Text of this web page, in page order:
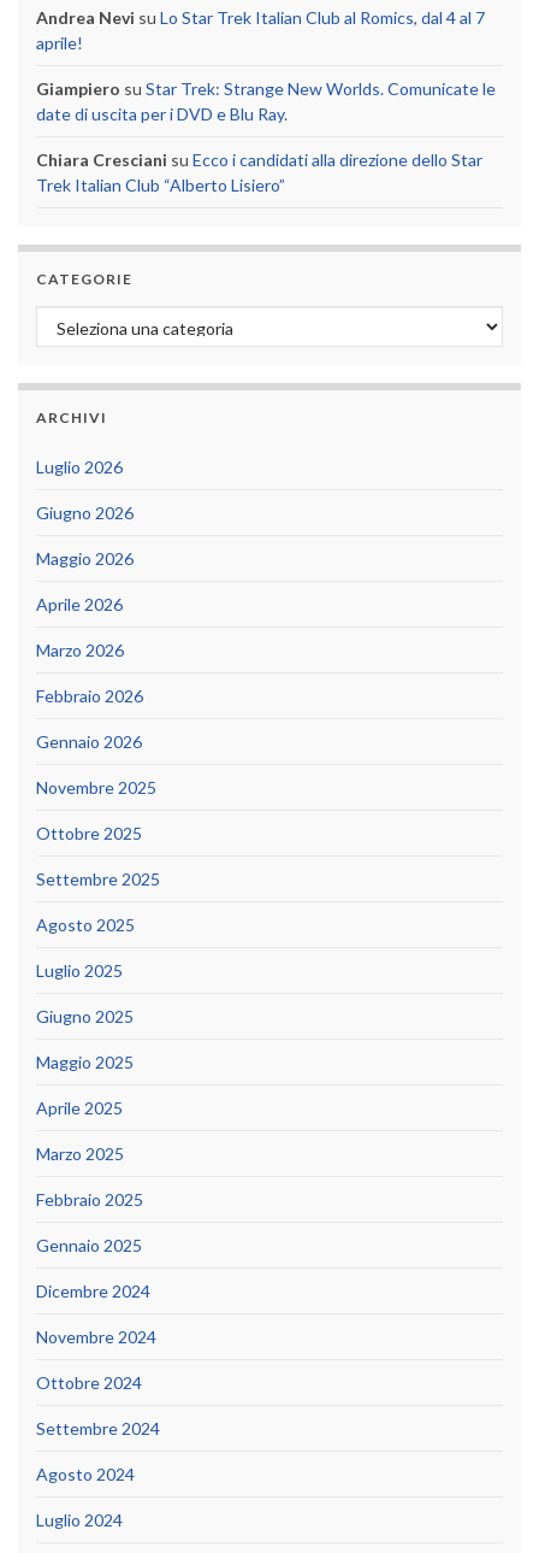
Andrea Nevi su Lo Star Trek Italian Club al Romics, dal 4 al 7
aprile!
Giampiero su Star Trek: Strange New Worlds. Comunicate le
date di uscita per i DVD e Blu Ray.
Chiara Cresciani su Ecco i candidati alla direzione dello Star
Trek Italian Club “Alberto Lisiero”
CATEGORIE
Categorie
ARCHIVI
Luglio 2026
Giugno 2026
Maggio 2026
Aprile 2026
Marzo 2026
Febbraio 2026
Gennaio 2026
Novembre 2025
Ottobre 2025
Settembre 2025
Agosto 2025
Luglio 2025
Giugno 2025
Maggio 2025
Aprile 2025
Marzo 2025
Febbraio 2025
Gennaio 2025
Dicembre 2024
Novembre 2024
Ottobre 2024
Settembre 2024
Agosto 2024
Luglio 2024